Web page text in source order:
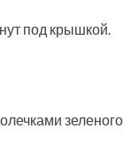
под крышкой.
зеленого